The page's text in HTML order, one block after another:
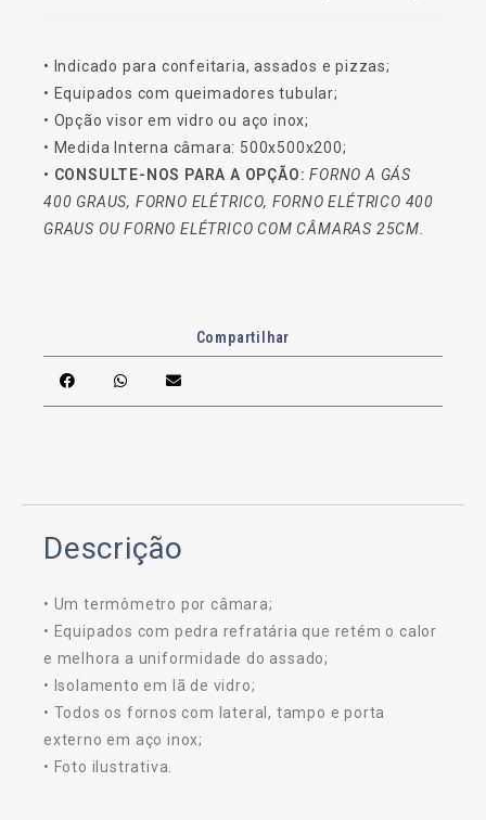
• Indicado para confeitaria, assados e pizzas;
• Equipados com queimadores tubular;
• Opção visor em vidro ou aço inox;
• Medida Interna câmara: 500x500x200;
• CONSULTE-NOS PARA A OPÇÃO: FORNO A GÁS
400 GRAUS, FORNO ELÉTRICO, FORNO ELÉTRICO 400
GRAUS OU FORNO ELÉTRICO COM CÂMARAS 25CM.
Compartilhar
Descrição
• Um termômetro por câmara;
• Equipados com pedra refratária que retém o calor
e melhora a uniformidade do assado;
• Isolamento em lã de vidro;
• Todos os fornos com lateral, tampo e porta
externo em aço inox;
• Foto ilustrativa.